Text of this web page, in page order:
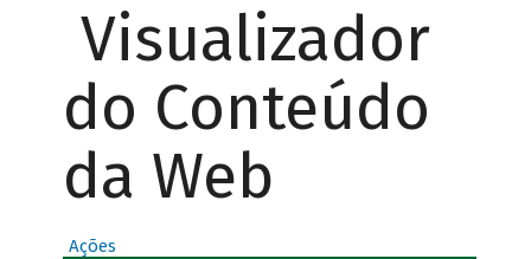
Visualizador
do Conteúdo
da Web
Ações